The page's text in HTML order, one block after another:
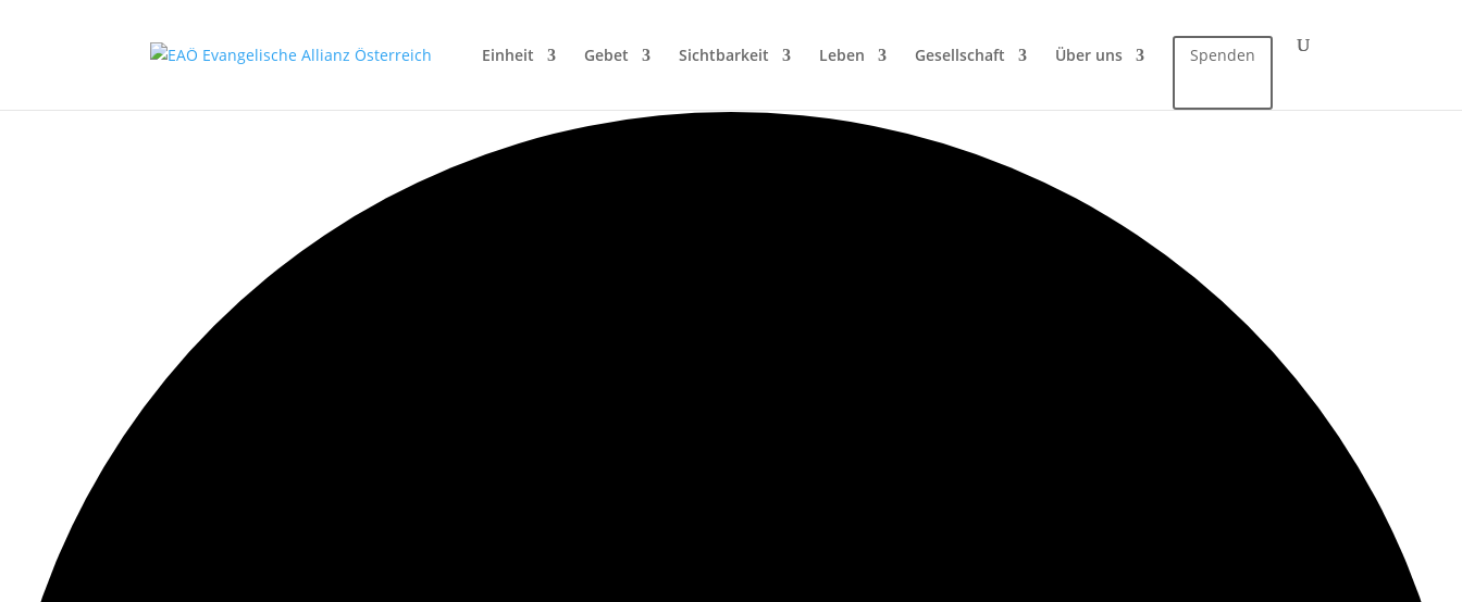
Einheit Gebet Sichtbarkeit Leben Gesellschaft Über uns Spenden